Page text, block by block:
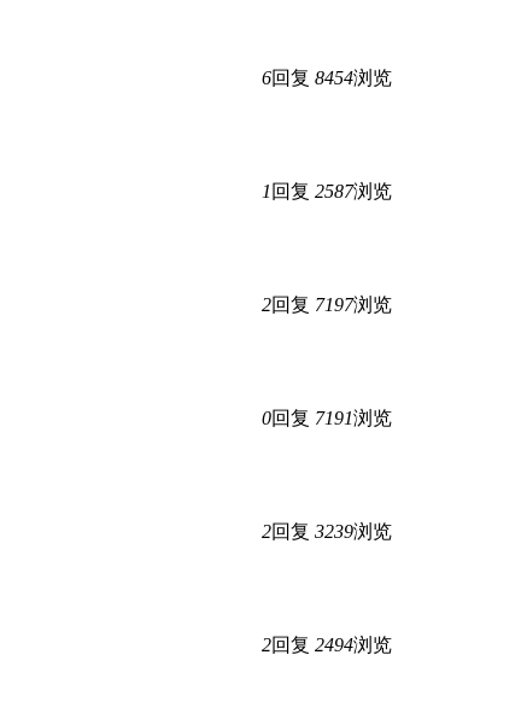
6回复 8454浏览
1 回复 2587浏览
2回复 7197浏览
0回复 7191浏览
2回复 3239浏览
2回复 2494浏览